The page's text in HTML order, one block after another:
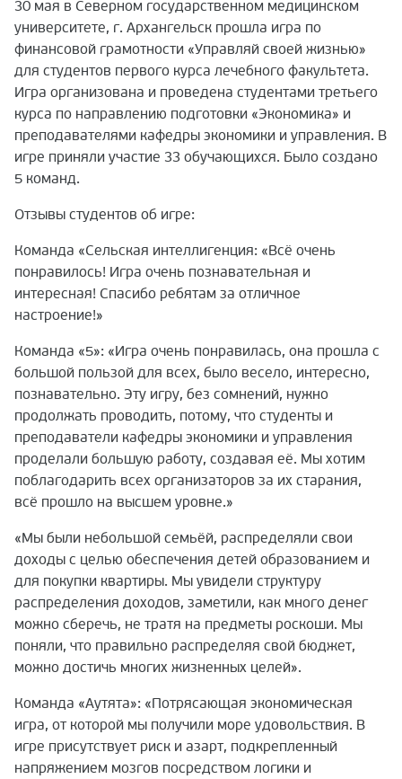
30 мая в Северном государственном медицинском
университете, г. Архангельск прошла игра по
финансовой грамотности «Управляй своей жизнью»
для студентов первого курса лечебного факультета.
Игра организована и проведена студентами третьего
курса по направлению подготовки «Экономика» и
преподавателями кафедры экономики и управления. В
игре приняли участие 33 обучающихся. Было создано
5 команд.
Отзывы студентов об игре:
Команда «Сельская интеллигенция: «Всё очень
понравилось! Игра очень познавательная и
интересная! Спасибо ребятам за отличное
настроение!»
Команда «5»: «Игра очень понравилась, она прошла с
большой пользой для всех, было весело, интересно,
познавательно. Эту игру, без сомнений, нужно
продолжать проводить, потому, что студенты и
преподаватели кафедры экономики и управления
проделали большую работу, создавая её. Мы хотим
поблагодарить всех организаторов за их старания,
всё прошло на высшем уровне.»
«Мы были небольшой семьёй, распределяли свои
доходы с целью обеспечения детей образованием и
для покупки квартиры. Мы увидели структуру
распределения доходов, заметили, как много денег
можно сберечь, не тратя на предметы роскоши. Мы
поняли, что правильно распределяя свой бюджет,
можно достичь многих жизненных целей».
Команда «Аутята»: «Потрясающая экономическая
игра, от которой мы получили море удовольствия. В
игре присутствует риск и азарт, подкрепленный
напряжением мозгов посредством логики и